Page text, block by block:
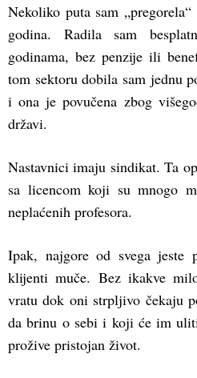
Nekoliko puta sam
godina. Radila sam
godinama, bez penzije ili
tom sektoru dobila sam jednu
i ona je povučena zbog
državi.
Nastavnici imaju sindikat. Ta
sa licencom koji su mnogo
neplaćenih profesora.
Ipak, najgore od svega jeste
klijenti muče. Bez ikakve
vratu dok oni strpljivo čekaju
da brinu o sebi i koji će im
prožive pristojan život.